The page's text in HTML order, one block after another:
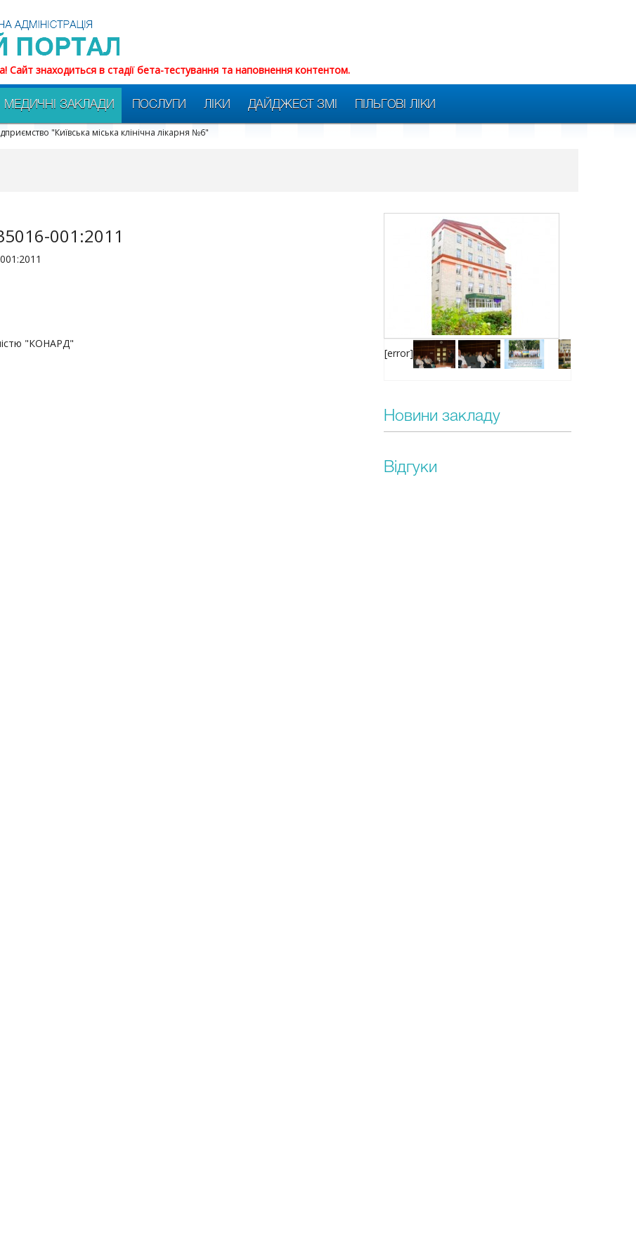
Сайт знаходиться в стадії бета-тестування та наповнення контентом.
МЕДИЧНІ ЗАКЛАДИ ПОСЛУГИ ЛІКИ ДАЙДЖЕСТ ЗМІ ПІЛЬГОВІ ЛІКИ
"Київська міська клінічна лікарня №6"
001:2011
"КОНАРД"
[error]
Новини закладу
Відгуки